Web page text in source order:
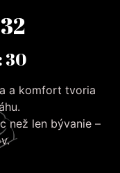
30
a komfort tvoria
než len bývanie –